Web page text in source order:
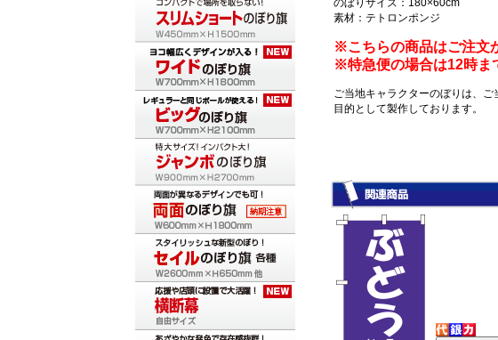
のぼりサイズ：180×60cm
素材：テトロンポンジ
※こちらの商品はご注文
※特急便の場合は12時ま
ご当地キャラクターのぼりは、
目的として製作しております。